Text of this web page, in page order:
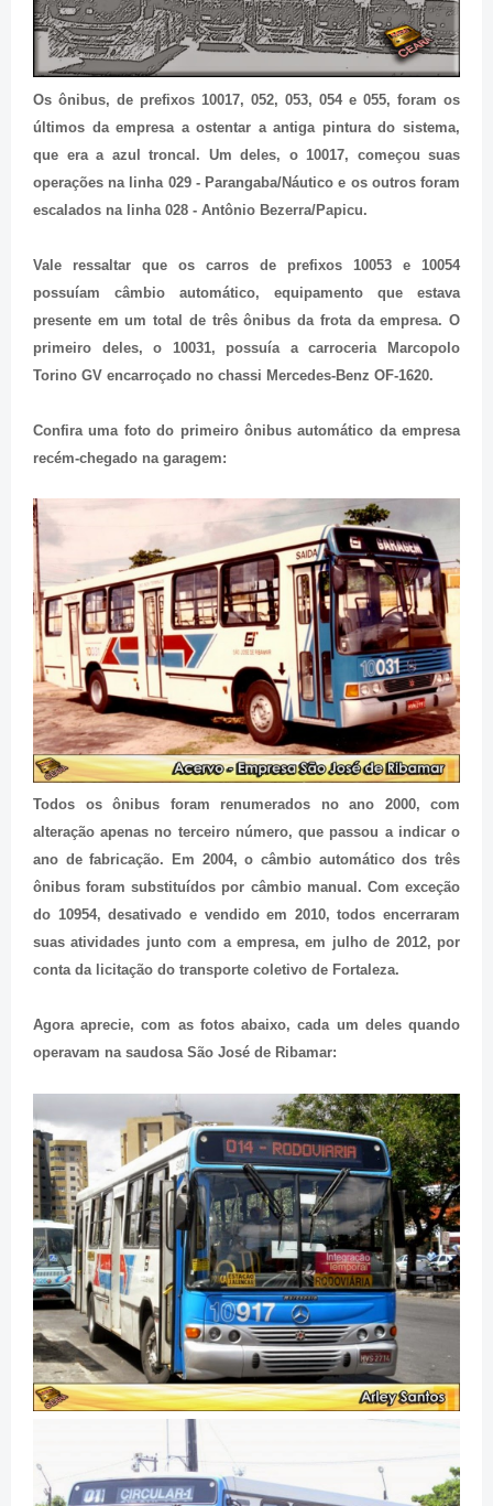
Os ônibus, de prefixos 10017, 052, 053, 054 e 055, foram os
últimos da empresa a ostentar a antiga pintura do sistema,
que era a azul troncal. Um deles, o 10017, começou suas
operações na linha 029 - Parangaba/Náutico e os outros foram
escalados na linha 028 - Antônio Bezerra/Papicu.
Vale ressaltar que os carros de prefixos 10053 e 10054
possuíam câmbio automático, equipamento que estava
presente em um total de três ônibus da frota da empresa. O
primeiro deles, o 10031, possuía a carroceria Marcopolo
Torino GV encarroçado no chassi Mercedes-Benz OF-1620.
Confira uma foto do primeiro ônibus automático da empresa
recém-chegado na garagem:
Todos os ônibus foram renumerados no ano 2000, com
alteração apenas no terceiro número, que passou a indicar o
ano de fabricação. Em 2004, o câmbio automático dos três
ônibus foram substituídos por câmbio manual. Com exceção
do 10954, desativado e vendido em 2010, todos encerraram
suas atividades junto com a empresa, em julho de 2012, por
conta da licitação do transporte coletivo de Fortaleza.
Agora aprecie, com as fotos abaixo, cada um deles quando
operavam na saudosa São José de Ribamar: